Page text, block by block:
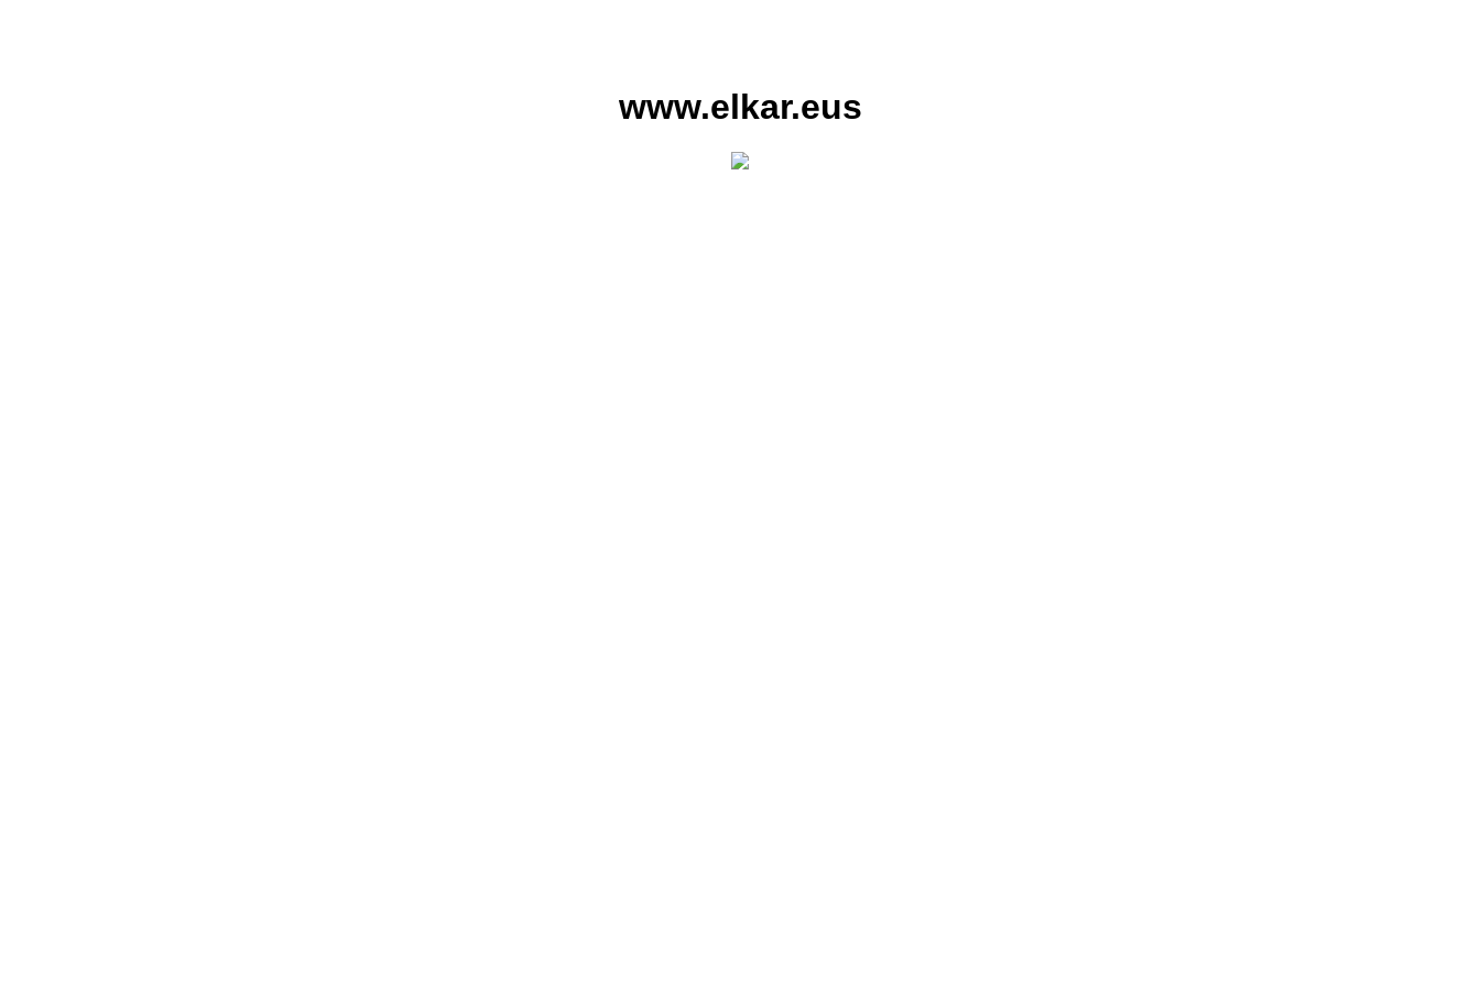
www.elkar.eus